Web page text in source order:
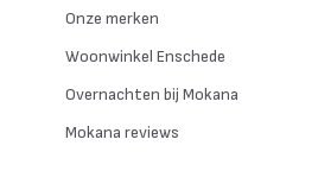
Onze merken
Woonwinkel Enschede
Overnachten bij Mokana
Mokana reviews